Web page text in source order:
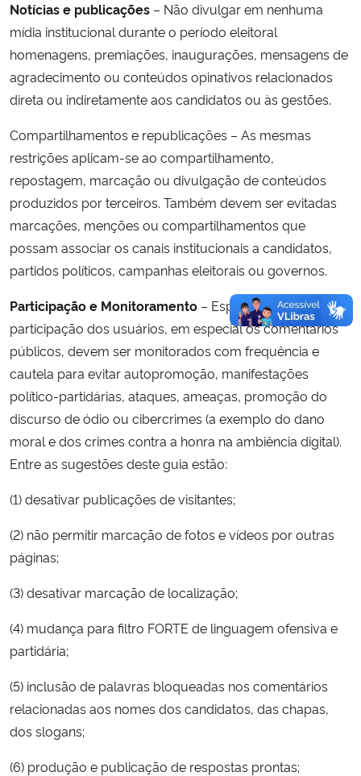
Notícias e publicações – Não divulgar em nenhuma
mídia institucional durante o período eleitoral
homenagens, premiações, inaugurações, mensagens de
agradecimento ou conteúdos opinativos relacionados
direta ou indiretamente aos candidatos ou às gestões.
Compartilhamentos e republicações – As mesmas
restrições aplicam-se ao compartilhamento,
repostagem, marcação ou divulgação de conteúdos
produzidos por terceiros. Também devem ser evitadas
marcações, menções ou compartilhamentos que
possam associar os canais institucionais a candidatos,
partidos políticos, campanhas eleitorais ou governos.
Participação e Monitoramento – Espaços destinados à
participação dos usuários, em especial os comentários
públicos, devem ser monitorados com frequência e
cautela para evitar autopromoção, manifestações
político-partidárias, ataques, ameaças, promoção do
discurso de ódio ou cibercrimes (a exemplo do dano
moral e dos crimes contra a honra na ambiência digital).
Entre as sugestões deste guia estão:
(1) desativar publicações de visitantes;
(2) não permitir marcação de fotos e vídeos por outras
páginas;
(3) desativar marcação de localização;
(4) mudança para filtro FORTE de linguagem ofensiva e
partidária;
(5) inclusão de palavras bloqueadas nos comentários
relacionadas aos nomes dos candidatos, das chapas,
dos slogans;
(6) produção e publicação de respostas prontas;